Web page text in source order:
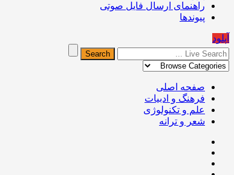
راهنمای ارسال فایل صوتی
پیوندها
آپلود
صفحه اصلی
فرهنگ و ادبیات
علم و تکنولوژی
شعر و ترانه